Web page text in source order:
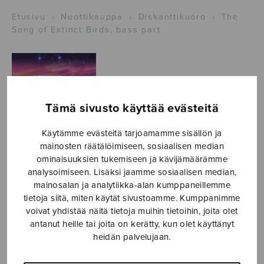
Tämä sivusto käyttää evästeitä
Käytämme evästeitä tarjoamamme sisällön ja
mainosten räätälöimiseen, sosiaalisen median
ominaisuuksien tukemiseen ja kävijämäärämme
analysoimiseen. Lisäksi jaamme sosiaalisen median,
mainosalan ja analytiikka-alan kumppaneillemme
tietoja siitä, miten käytät sivustoamme. Kumppanimme
voivat yhdistää näitä tietoja muihin tietoihin, joita olet
antanut heille tai joita on kerätty, kun olet käyttänyt
heidän palvelujaan.
Etusivu › Nuottikauppa › Diskanttikuoro ›
The
Song of Extinct Birds, bass part
The Song of
Extinct Birds,